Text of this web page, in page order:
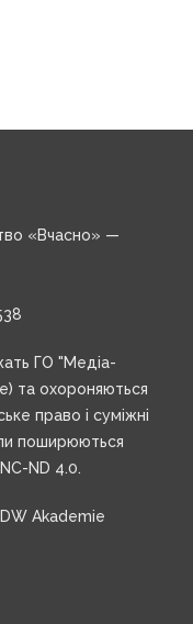
«Вчасно» —
ГО "Медіа-
та охороняються
право і суміжні
поширюються
ND 4.0.
Akademie